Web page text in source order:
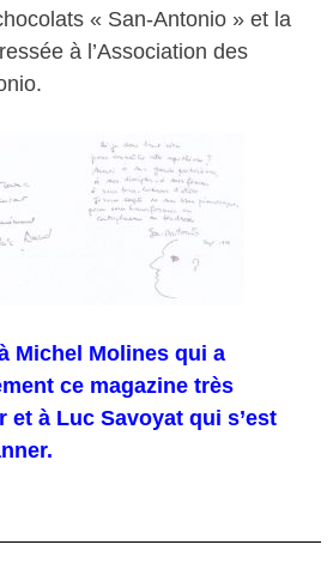
« San-Antonio » et la
à l’Association des
Michel Molines qui a
ce magazine très
à Luc Savoyat qui s’est